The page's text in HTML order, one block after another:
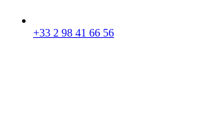
+33 2 98 41 66 56